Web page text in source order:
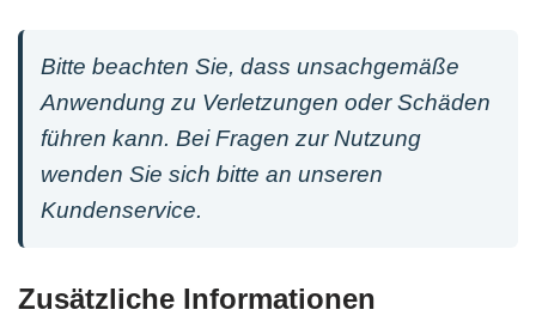
Bitte beachten Sie, dass unsachgemäße
Anwendung zu Verletzungen oder Schäden
führen kann. Bei Fragen zur Nutzung
wenden Sie sich bitte an unseren
Kundenservice.
Zusätzliche Informationen